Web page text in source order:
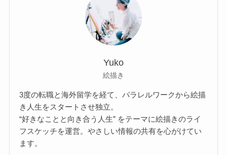
Yuko
絵描き
3度の転職と海外留学を経て、パラレルワークから絵描
き人生をスタートさせ独立。
“好きなことと向き合う人生” をテーマに絵描きのライ
フスケッチを運営。やさしい情報の共有を心がけてい
ます。